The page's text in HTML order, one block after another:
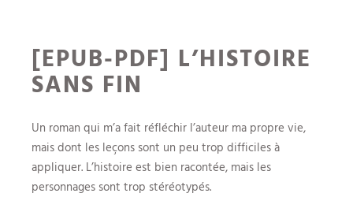
[EPUB-PDF] L’HISTOIRE
SANS FIN
Un roman qui m’a fait réfléchir l’auteur ma propre vie,
mais dont les leçons sont un peu trop difficiles à
appliquer. L’histoire est bien racontée, mais les
personnages sont trop stéréotypés.